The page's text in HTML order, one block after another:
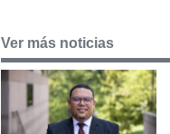
Ver más noticias